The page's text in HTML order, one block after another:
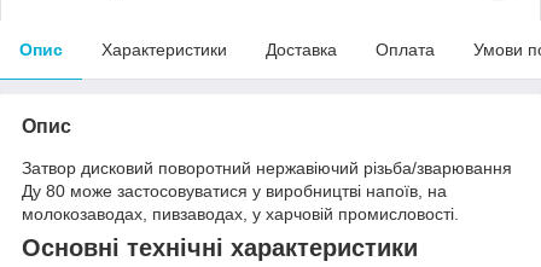
Опис Характеристики Доставка Оплата Умови
Опис
Затвор дисковий поворотний нержавіючий різьба/зварювання
Ду 80 може застосовуватися у виробництві напоїв, на
молокозаводах, пивзаводах, у харчовій промисловості.
Основні технічні характеристики